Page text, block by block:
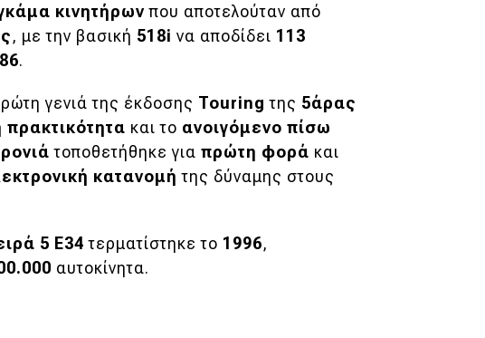
κινητήρων που αποτελούταν από
, με την βασική 518i να αποδίδει 113
.
γενιά της έκδοσης Touringτης 5άρας
και το ανοιγόμενο πίσω
τοποθετήθηκε για πρώτη φορά και
κατανομή της δύναμης στους
5 Ε34 τερματίστηκε το 1996,
αυτοκίνητα.